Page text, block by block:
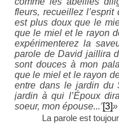
fleurs, recueillez l’esprit
est plus doux que le
que le miel et le rayon
expérimenterez la
parole de David jaillira
sont douces à mon
que le miel et le rayon
entre dans le jardin du
jardin à qui l’Époux
soeur, mon épouse...’[3]»
La parole est